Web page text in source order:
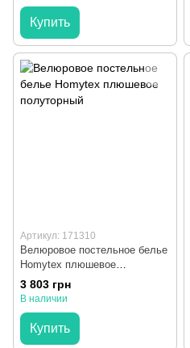
Купить
Артикул: 171310
Велюровое постельное белье
Homytex плюшевое
полуторный
3 803 грн
В наличии
Купить